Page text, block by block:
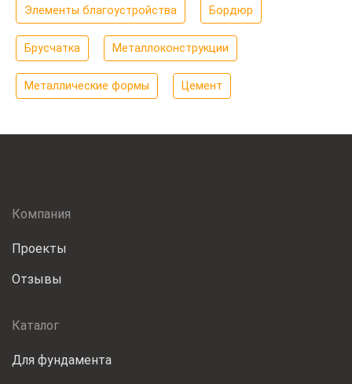
Элементы благоустройства Бордюр
Брусчатка Металлоконструкции
Металлические формы Цемент
Компания
Проекты
Отзывы
Каталог
Для фундамента